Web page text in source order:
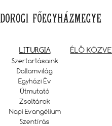
LITURGIA
Szertartásaink
Dallamvilág
Egyházi Év
Útmutató
Zsoltárok
Napi Evangélium
Szentírás
ÉLŐ